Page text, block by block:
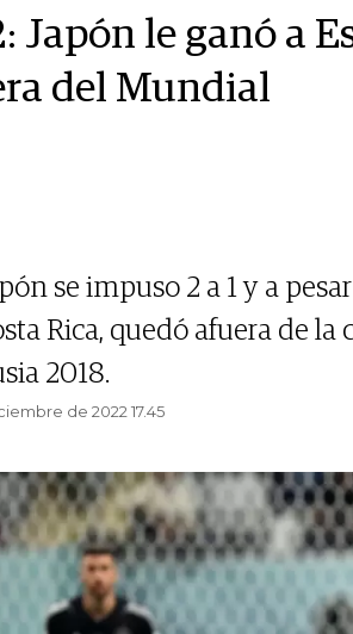
Japón le ganó a
del Mundial
se impuso 2 a 1 y a
Rica, quedó afuera de
2018.
de 2022 17.45